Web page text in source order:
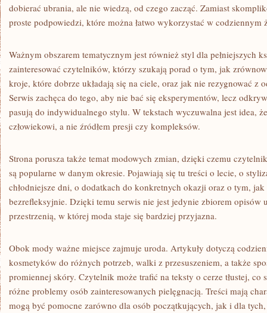
dobierać ubrania, ale nie wiedzą, od czego zacząć. Zamiast
proste podpowiedzi, które można łatwo wykorzystać w codziennym
Ważnym obszarem tematycznym jest również styl dla pełniejszych
zainteresować czytelników, którzy szukają porad o tym, jak
kroje, które dobrze układają się na ciele, oraz jak nie rezygnować z
Serwis zachęca do tego, aby nie bać się eksperymentów, lecz
pasują do indywidualnego stylu. W tekstach wyczuwalna jest idea,
człowiekowi, a nie źródłem presji czy kompleksów.
Strona porusza także temat modowych zmian, dzięki czemu
są popularne w danym okresie. Pojawiają się tu treści o lecie, o
chłodniejsze dni, o dodatkach do konkretnych okazji oraz o tym,
bezrefleksyjnie. Dzięki temu serwis nie jest jedynie zbiorem opisów
przestrzenią, w której moda staje się bardziej przyjazna.
Obok mody ważne miejsce zajmuje uroda. Artykuły dotyczą
kosmetyków do różnych potrzeb, walki z przesuszeniem, a także
promiennej skóry. Czytelnik może trafić na teksty o cerze tłustej, co
różne problemy osób zainteresowanych pielęgnacją. Treści mają
mogą być pomocne zarówno dla osób początkujących, jak i dla